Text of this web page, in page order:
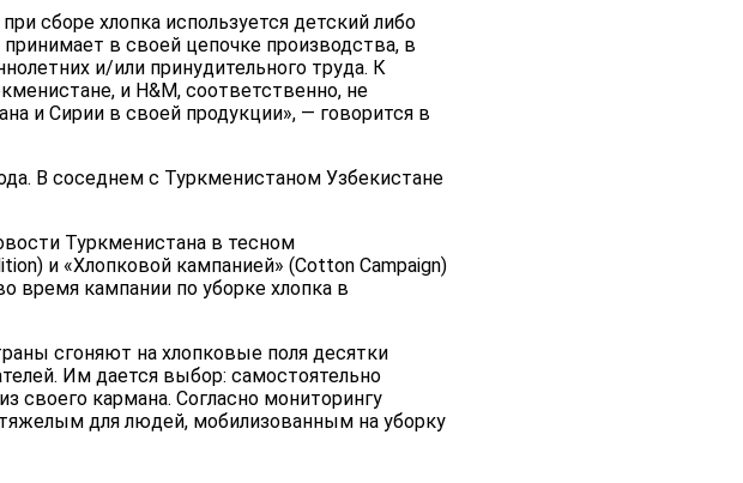
сборе хлопка используется детский либо
в своей цепочке производства, в
и/или принудительного труда. К
и H&M, соответственно, не
и Сирии в своей продукции», — говорится в
В соседнем с Туркменистаном Узбекистане
Туркменистана в тесном
и «Хлопковой кампанией» (Cotton Campaign)
время кампании по уборке хлопка в
сгоняют на хлопковые поля десятки
Им дается выбор: самостоятельно
своего кармана. Согласно мониторингу
для людей, мобилизованным на уборку